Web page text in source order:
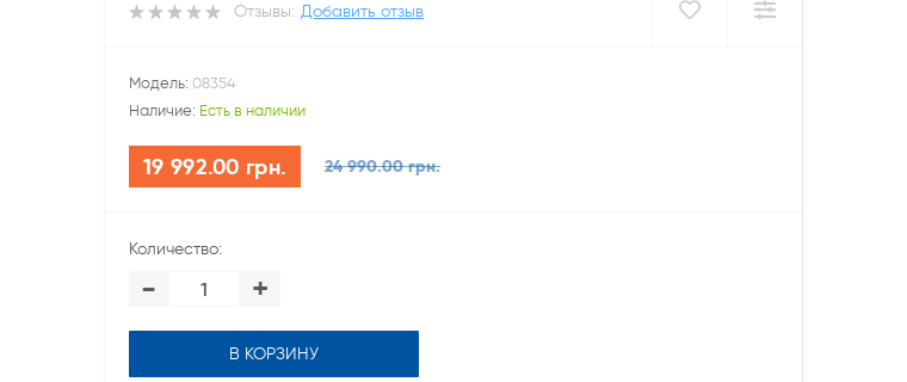
Отзывы: Добавить отзыв
Модель: 08354
Наличие: Есть в наличии
19 992.00 грн. 24 990.00 грн.
Количество:
- +
В КОРЗИНУ